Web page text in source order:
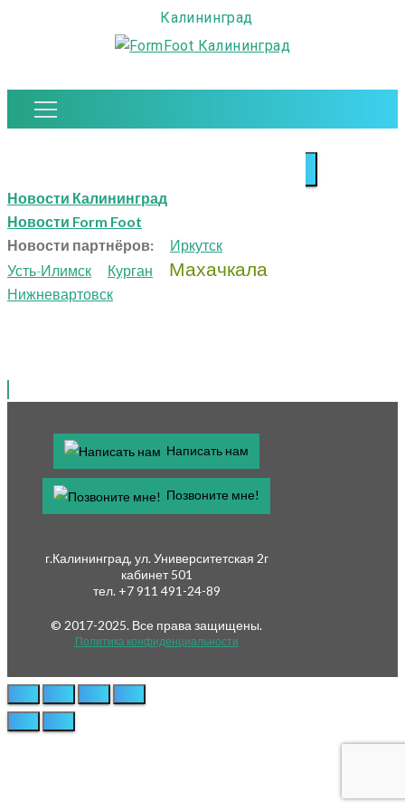
Калининград
Новости компании
Главная
Новости Калининград
Новости Form Foot
Новости партнёров:
Иркутск
Усть-Илимск
Курган Махачкала
Нижневартовск
Написать нам
Позвоните мне!
г.Калининград, ул. Университетская 2г
кабинет 501
тел. +7 911 491-24-89
© 2017-2025. Все права защищены.
Политика конфиденциальности